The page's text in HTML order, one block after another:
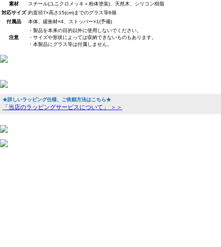
素材
スチール(ユニクロメッキ＋粉体塗装)、天然木、シリコン樹脂
対応サイズ 約直径7×高さ15(cm)までのグラス等6個
付属品
本体、緩衝材×4、ストッパー×1(予備)
注意
・製品を本来の目的以外に使用しないでください。
・サイズや形状によっては収納できないものもあります。
・本製品にグラス等は付属しません。
★詳しいラッピング仕様、ご依頼方法はこちら★
「当店のラッピングサービスについて」 ＞＞